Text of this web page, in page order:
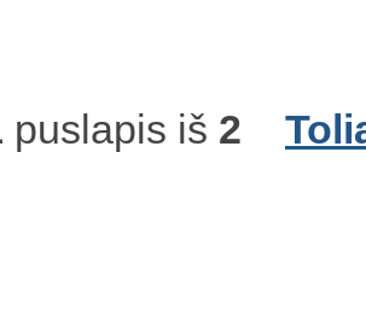
puslapis iš 2